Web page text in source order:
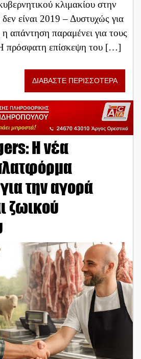
κλιμακίου στην
είναι 2019 – Δυστυχώς για
απάντηση παραμένει για τους
πρόσφατη επίσκεψη του […]
ΔΙΑΒΑΣΤΕ ΠΕΡΙΣΣΟΤΕΡΑ
H νέα
για την αγορά
ζωικού